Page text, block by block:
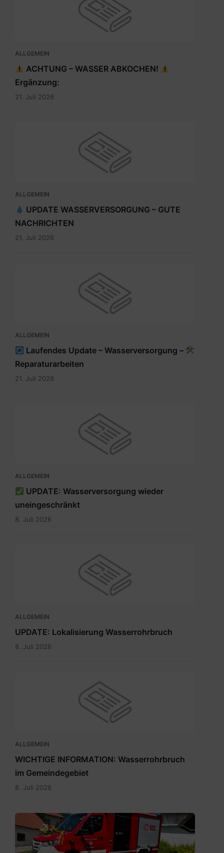
ALLGEMEIN
ACHTUNG – WASSER ABKOCHEN!
Ergänzung:
21. Juli 2026
ALLGEMEIN
UPDATE WASSERVERSORGUNG – GUTE
NACHRICHTEN
21. Juli 2026
ALLGEMEIN
Laufendes Update – Wasserversorgung –
Reparaturarbeiten
21. Juli 2026
ALLGEMEIN
UPDATE: Wasserversorgung wieder
uneingeschränkt
8. Juli 2026
ALLGEMEIN
UPDATE: Lokalisierung Wasserrohrbruch
8. Juli 2026
ALLGEMEIN
WICHTIGE INFORMATION: Wasserrohrbruch
im Gemeindegebiet
8. Juli 2026
IMG-
20260705-
WA0009.jpg